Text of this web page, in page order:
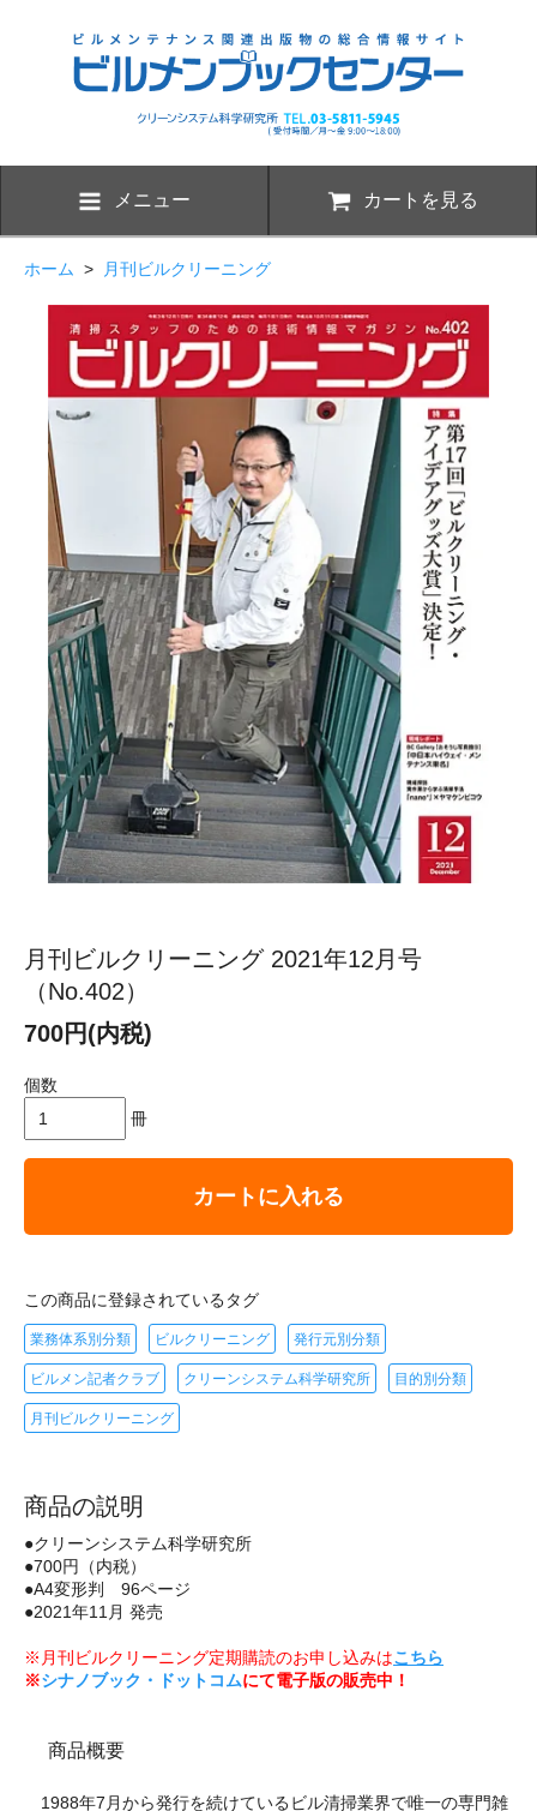
メニュー カートを見る
ホーム > 月刊ビルクリーニング
月刊ビルクリーニング 2021年12月号
（No.402）
700円(内税)
個数
冊
カートに入れる
この商品に登録されているタグ
業務体系別分類 ビルクリーニング 発行元別分類
ビルメン記者クラブ クリーンシステム科学研究所 目的別分類
月刊ビルクリーニング
商品の説明
●クリーンシステム科学研究所
●700円（内税）
●A4変形判 96ページ
●2021年11月 発売
※月刊ビルクリーニング定期購読のお申し込みはこちら
※シナノブック・ドットコムにて電子版の販売中！
商品概要
1988年7月から発行を続けているビル清掃業界で唯一の専門雑